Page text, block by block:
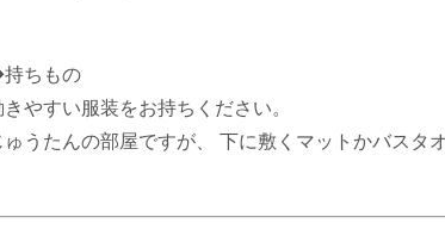
ちもの
きやすい服装をお持ちください。
ゅうたんの部屋ですが、 下に敷くマットかバスタ